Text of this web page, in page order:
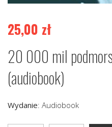
25,00 zł
20 000 mil
(audiobook)
Wydanie: Audiobook